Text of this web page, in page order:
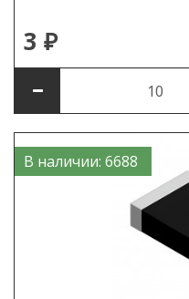
3 ₽
В наличии: 6688